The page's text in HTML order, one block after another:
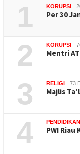
1 KORUPSI
Per 30
2 KORUPSI
Mentri
3 RELIGI 73
Majlis
4 PENDIDIKAN
PWI Riau